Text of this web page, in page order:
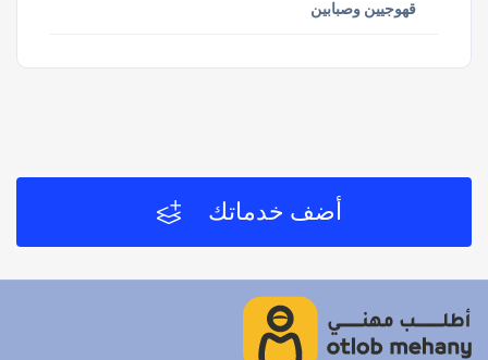
قهوجيين وصبابين
أضف خدماتك